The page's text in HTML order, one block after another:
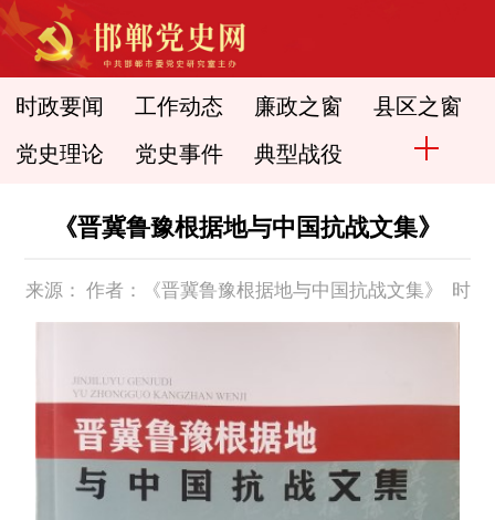
时政要闻 工作动态 廉政之窗 县区之窗
党史理论 党史事件 典型战役
《晋冀鲁豫根据地与中国抗战文集》
来源： 作者：《晋冀鲁豫根据地与中国抗战文集》 时